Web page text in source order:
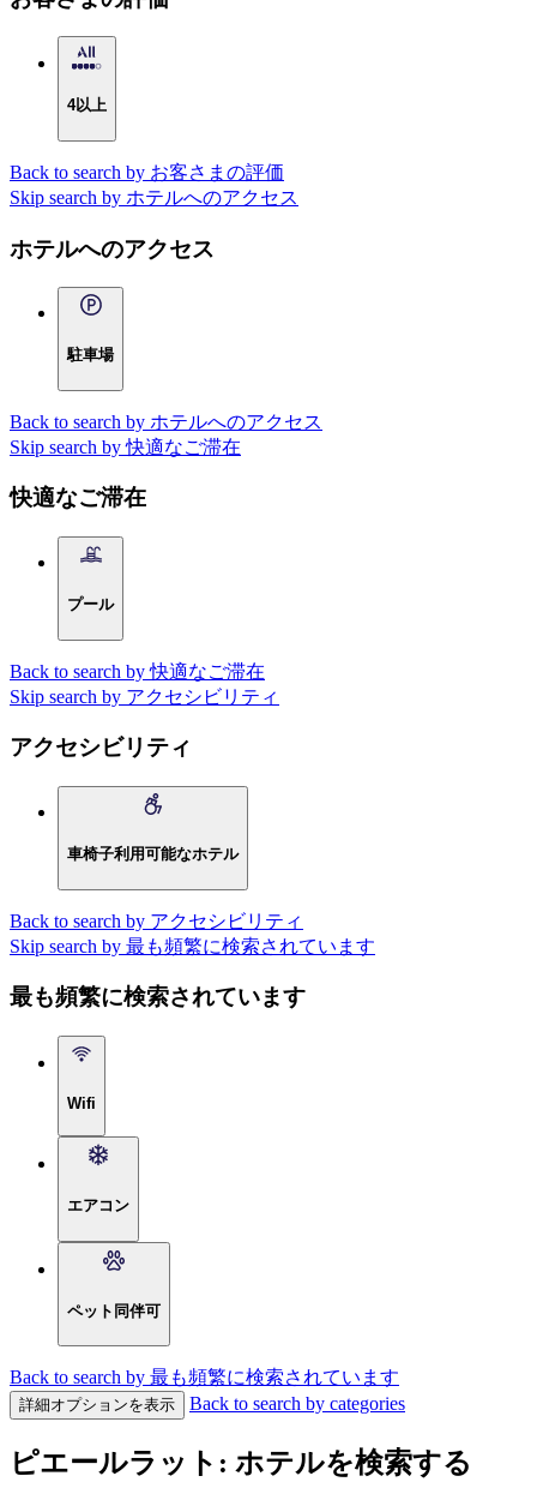
4以上
Back to search by お客さまの評価
Skip search by ホテルへのアクセス
ホテルへのアクセス
駐車場
Back to search by ホテルへのアクセス
Skip search by 快適なご滞在
快適なご滞在
プール
Back to search by 快適なご滞在
Skip search by アクセシビリティ
アクセシビリティ
車椅子利用可能なホテル
Back to search by アクセシビリティ
Skip search by 最も頻繁に検索されています
最も頻繁に検索されています
Wifi
エアコン
ペット同伴可
Back to search by 最も頻繁に検索されています
詳細オプションを表示 Back to search by categories
ピエールラット: ホテルを検索する